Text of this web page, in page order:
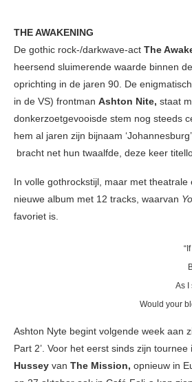
THE AWAKENING
De gothic rock-/darkwave-act The
heersend sluimerende waarde binnen
oprichting in de jaren 90. De
in de VS) frontman Ashton Nite, staat
donkerzoetgevooisde stem nog steeds
hem al jaren zijn bijnaam
bracht net hun twaalfde, deze keer
In volle gothrockstijl, maar met theatrale
nieuwe album met 12 tracks, waarvan
favoriet is.
As I
Would your
Ashton Nyte begint volgende week aan
Part 2’. Voor het eerst sinds zijn
Hussey van The Mission, opnieuw in